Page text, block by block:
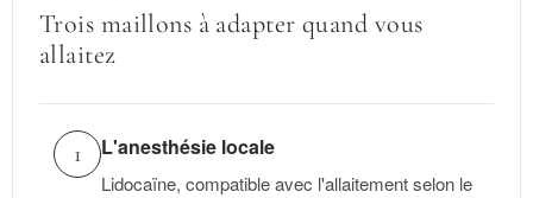
Trois maillons à adapter quand vous
allaitez
1 L'anesthésie locale
Lidocaïne, compatible avec l'allaitement selon le